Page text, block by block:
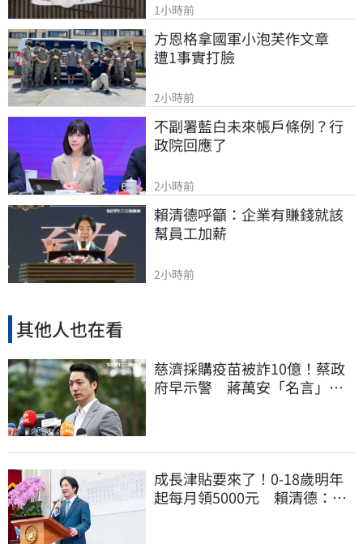
1小時前
方恩格拿國軍小泡芙作文章
遭1事實打臉
2小時前
不副署藍白未來帳戶條例？行
政院回應了
2小時前
賴清德呼籲：企業有賺錢就該
幫員工加薪
2小時前
其他人也在看
慈濟採購疫苗被詐10億！蔡政
府早示警 蔣萬安「名言」翻
成長津貼要來了！0-18歲明年
起每月領5000元 賴清德：此